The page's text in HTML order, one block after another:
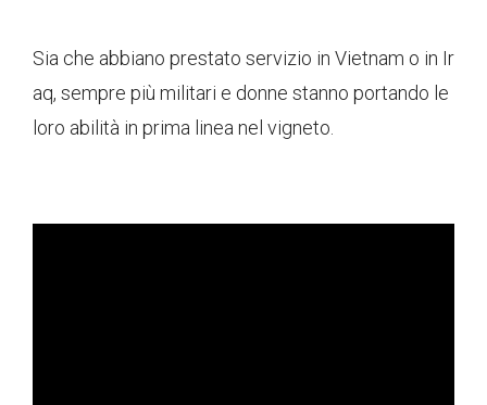
Sia che abbiano prestato servizio in Vietnam o in Ir
aq, sempre più militari e donne stanno portando le
loro abilità in prima linea nel vigneto.